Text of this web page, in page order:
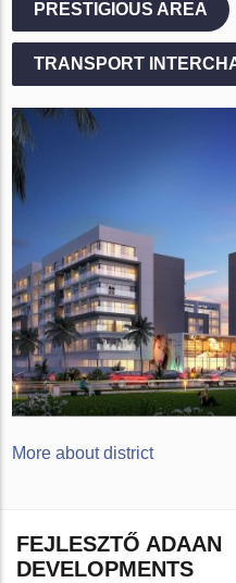
PRESTIGIOUS AREA
TRANSPORT
More about district
FEJLESZTŐ ADAAN
DEVELOPMENTS